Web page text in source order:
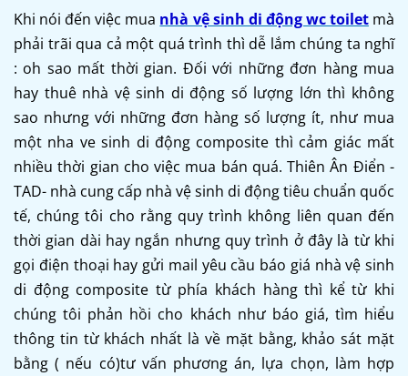
Khi nói đến việc mua nhà vệ sinh di động wc toiletmà
phải trãi qua cả một quá trình thì dễ lắm chúng ta nghĩ
: oh sao mất thời gian. Đối với những đơn hàng mua
hay thuê nhà vệ sinh di động số lượng lớn thì không
sao nhưng với những đơn hàng số lượng ít, như mua
một nha ve sinh di động composite thì cảm giác mất
nhiều thời gian cho việc mua bán quá. Thiên Ân Điển -
TAD- nhà cung cấp nhà vệ sinh di động tiêu chuẩn quốc
tế, chúng tôi cho rằng quy trình không liên quan đến
thời gian dài hay ngắn nhưng quy trình ở đây là từ khi
gọi điện thoại hay gửi mail yêu cầu báo giá nhà vệ sinh
di động composite từ phía khách hàng thì kể từ khi
chúng tôi phản hồi cho khách như báo giá, tìm hiểu
thông tin từ khách nhất là về mặt bằng, khảo sát mặt
bằng ( nếu có)tư vấn phương án, lựa chọn, làm hợp